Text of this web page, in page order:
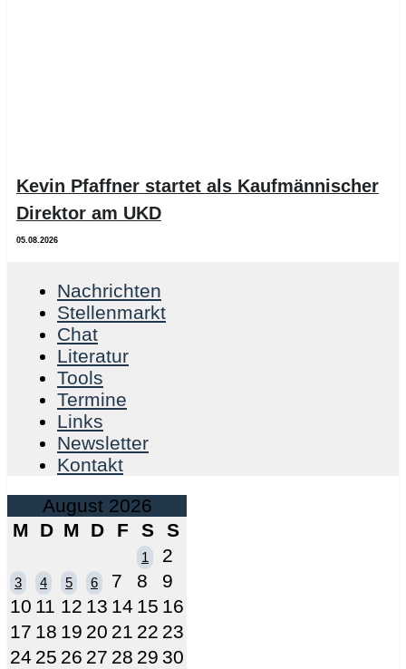
Kevin Pfaffner startet als Kaufmännischer
Direktor am UKD
05.08.2026
Nachrichten
Stellenmarkt
Chat
Literatur
Tools
Termine
Links
Newsletter
Kontakt
August 2026
M
D M D F S S
1 2
3 4 5 6 7 8
9
10 11 12 13 14 15 16
17 18 19 20 21 22 23
24 25 26 27 28 29 30